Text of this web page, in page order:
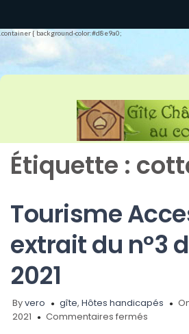
.container { background-color:#d8e9a0;
Étiquette :
Tourisme
extrait du n°3
2021
Byvero gîte,Hôtes handicapés
2021
Commentaires fermés